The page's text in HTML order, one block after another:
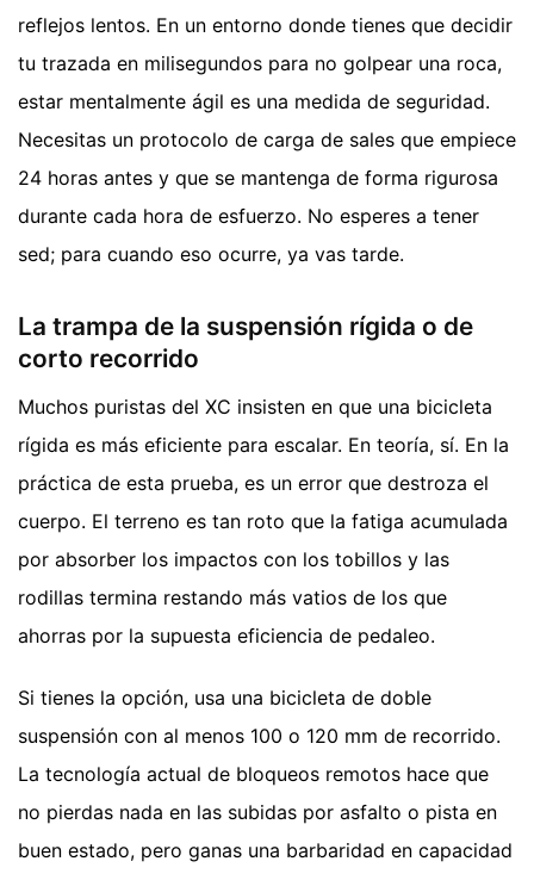
reflejos lentos. En un entorno donde tienes que decidir
tu trazada en milisegundos para no golpear una roca,
estar mentalmente ágil es una medida de seguridad.
Necesitas un protocolo de carga de sales que empiece
24 horas antes y que se mantenga de forma rigurosa
durante cada hora de esfuerzo. No esperes a tener
sed; para cuando eso ocurre, ya vas tarde.
La trampa de la suspensión rígida o de
corto recorrido
Muchos puristas del XC insisten en que una bicicleta
rígida es más eficiente para escalar. En teoría, sí. En la
práctica de esta prueba, es un error que destroza el
cuerpo. El terreno es tan roto que la fatiga acumulada
por absorber los impactos con los tobillos y las
rodillas termina restando más vatios de los que
ahorras por la supuesta eficiencia de pedaleo.
Si tienes la opción, usa una bicicleta de doble
suspensión con al menos 100 o 120 mm de recorrido.
La tecnología actual de bloqueos remotos hace que
no pierdas nada en las subidas por asfalto o pista en
buen estado, pero ganas una barbaridad en capacidad